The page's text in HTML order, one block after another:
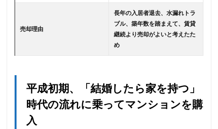
売却理由
長年の入居者退去、水漏れトラ
ブル、築年数を踏まえて、賃貸
継続より売却がよいと考えたた
め
平成初期、「結婚したら家を持つ」
時代の流れに乗ってマンションを購
入